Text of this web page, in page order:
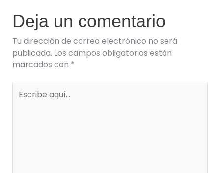
Deja un comentario
Tu dirección de correo electrónico no será
publicada. Los campos obligatorios están
marcados con *
aquí...